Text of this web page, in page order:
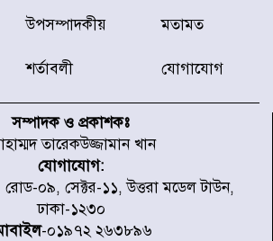
রাজধানীর উত্তরা আঞ্চলিক পাসপোর্ট
অফিসের সামনে দালাল চক্রের ১৩ জন
করেছে র‌্যাব-১
চূড়ান্ত পর্যায়ে : ইরান
প্রত্যেক অপরাধীর বিচার এ দেশেই
হবে, সে যত শক্তিশালীই হোক না কেন,
চট্টগ্রামে জুলাই গণঅভ্যুত্থান দিবসে
প্রতিমন্ত্রী মীর হেলাল
উপসম্পাদকীয় মতামত
শর্তাবলী যোগাযোগ
সম্পাদক ও প্রকাশকঃ
তারেকউজ্জামান খান
যোগাযোগ:
০৯, সেক্টর-১১, উত্তরা মডেল টাউন,
ঢাকা-১২৩০
-০১৯৭২ ২৬৩৮৯৬